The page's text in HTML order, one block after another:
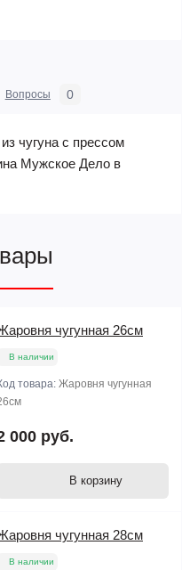
Вопросы 0
чугуна с прессом
Мужское Дело в
чугунная 26см
В наличии
товара: Жаровня чугунная
000 руб.
В корзину
чугунная 28см
В наличии